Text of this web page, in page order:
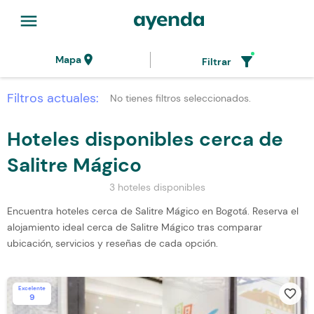
menu
Mapalocation_on Filtrar filter_alt
Filtros actuales: No tienes filtros seleccionados.
Hoteles disponibles cerca de
Salitre Mágico
3 hoteles disponibles
Encuentra hoteles cerca de Salitre Mágico en Bogotá. Reserva el
alojamiento ideal cerca de Salitre Mágico tras comparar
ubicación, servicios y reseñas de cada opción.
Excelente
9 favorite_border